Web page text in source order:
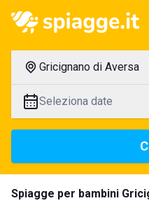
Gricignano di Aversa
Seleziona date
Spiagge per bambini